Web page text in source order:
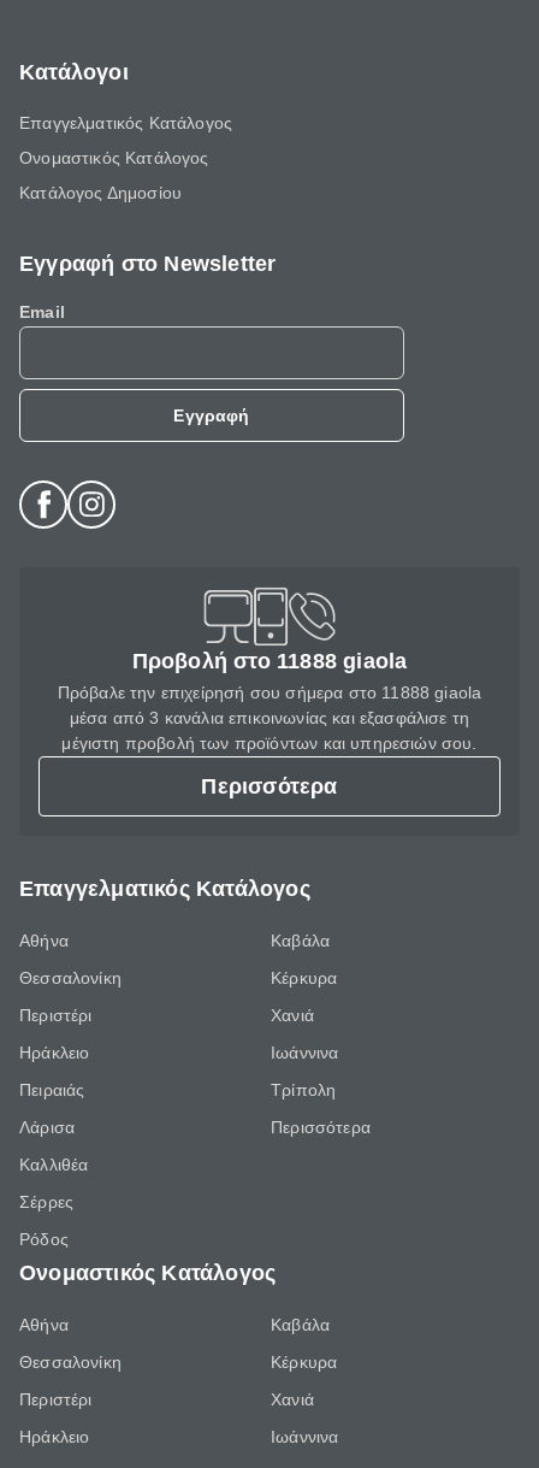
Κατάλογοι
Επαγγελματικός Κατάλογος
Ονομαστικός Κατάλογος
Κατάλογος Δημοσίου
Εγγραφή στο Newsletter
Email
Εγγραφή
Προβολή στο 11888 giaola
Πρόβαλε την επιχείρησή σου σήμερα στο 11888 giaola
μέσα από 3 κανάλια επικοινωνίας και εξασφάλισε τη
μέγιστη προβολή των προϊόντων και υπηρεσιών σου.
Περισσότερα
Επαγγελματικός Κατάλογος
Αθήνα
Θεσσαλονίκη
Περιστέρι
Ηράκλειο
Πειραιάς
Λάρισα
Καλλιθέα
Σέρρες
Ρόδος
Καβάλα
Κέρκυρα
Χανιά
Ιωάννινα
Τρίπολη
Περισσότερα
Ονομαστικός Κατάλογος
Αθήνα
Θεσσαλονίκη
Περιστέρι
Ηράκλειο
Καβάλα
Κέρκυρα
Χανιά
Ιωάννινα